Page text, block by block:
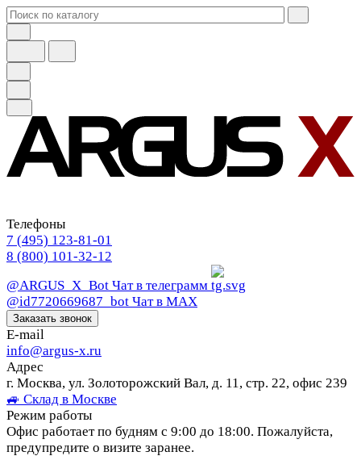
Телефоны
7 (495) 123-81-01
8 (800) 101-32-12
@ARGUS_X_Bot Чат в телеграмм
@id7720669687_bot Чат в МАХ
Заказать звонок
E-mail
info@argus-x.ru
Адрес
г. Москва, ул. Золоторожский Вал, д. 11, стр. 22, офис 239
🚙 Склад в Москве
Режим работы
Офис работает по будням с 9:00 до 18:00. Пожалуйста,
предупредите о визите заранее.